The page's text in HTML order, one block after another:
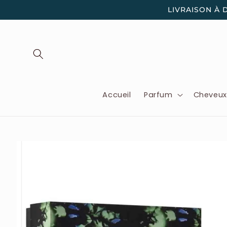
au
LIVRAISON À
Accueil Parfum Cheveux